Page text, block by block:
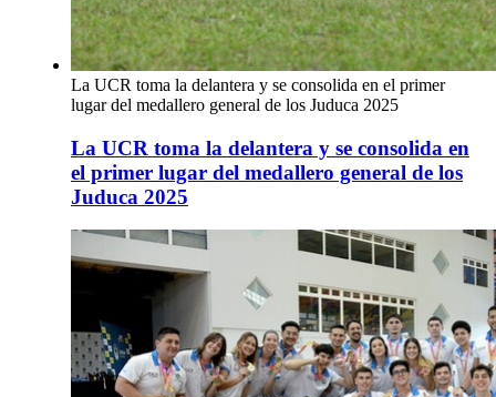
La UCR toma la delantera y se consolida en el primer
lugar del medallero general de los Juduca 2025
La UCR toma la delantera y se consolida en
el primer lugar del medallero general de los
Juduca 2025